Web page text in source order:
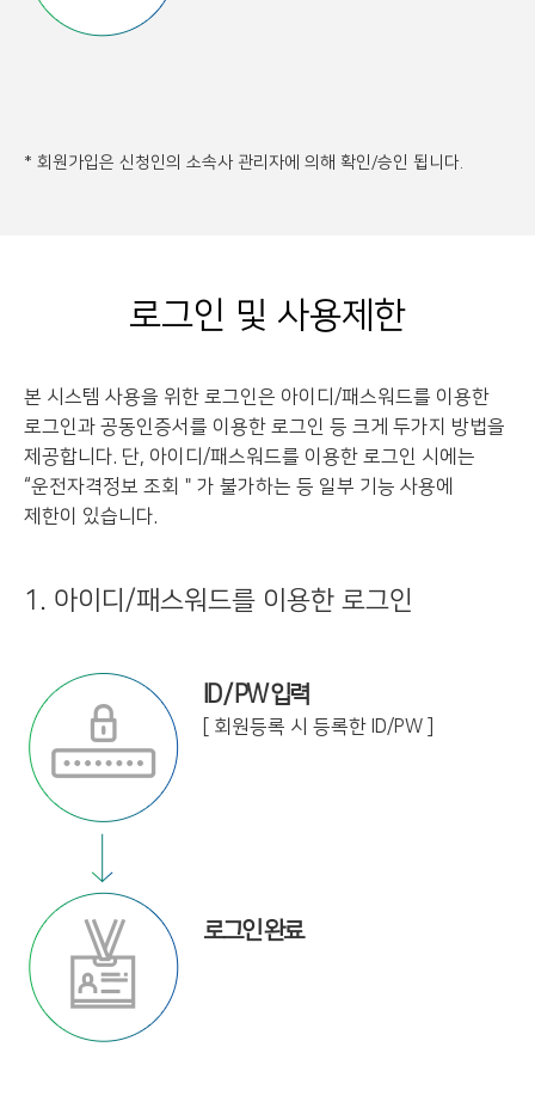
* 회원가입은 신청인의 소속사 관리자에 의해 확인/승인 됩니다.
로그인 및 사용제한
본 시스템 사용을 위한 로그인은 아이디/패스워드를 이용한
로그인과 공동인증서를 이용한 로그인 등 크게 두가지 방법을
제공합니다. 단, 아이디/패스워드를 이용한 로그인 시에는
“운전자격정보 조회＂가 불가하는 등 일부 기능 사용에
제한이 있습니다.
1. 아이디/패스워드를 이용한 로그인
ID / PW 입력
[ 회원등록 시 등록한 ID/PW ]
로그인 완료